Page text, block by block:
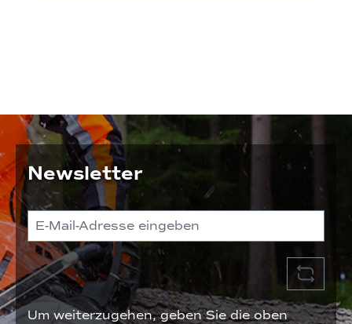
Newsletter
Um weiterzugehen, geben Sie die oben